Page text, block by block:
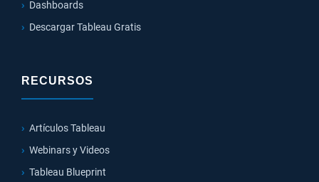
Dashboards
Descargar Tableau Gratis
RECURSOS
Artículos Tableau
Webinars y Videos
Tableau Blueprint